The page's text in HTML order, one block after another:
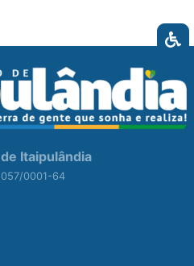
Itaipulândia
0001-64